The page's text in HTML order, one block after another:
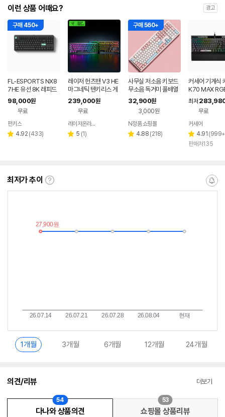
이런 상품 어때요? 광고
구매 450+
FL-ESPORTS NX8
7HE 유선 8K 래피드
트리거 자석축 키보드
민트 블랙, 저소음스톰
98,000원
무료
페이
펀키스
별 4.92 리
(433)
레이저 헌츠맨 V3 HE
마그네틱 텐키리스 게
이밍키보드 8KHz 기
계식 키보드
239,000원
무료
레이저온라인스토어
별 5 리
(1)
구매 560+
사무실 저소음 키보드
무소음 독거미 풀배열
조용한 컴퓨터 자판기
핑크 유선 사무용 키보
32,900원
3,000원
페이
N정품 쇼핑몰
별 4.88 리
(218)
커세어 기계식
K70 MAX
X 자석축 풀배
최저
무료
커세어
별
점
4.91 리
뷰
(999+
판매처135
최저가 추이
최
이
란?
알
1개월 3개월 6개월 12개월 24개월
의견/리뷰 더보기
다나와 상품의견
54
쇼핑몰 상품리뷰
53